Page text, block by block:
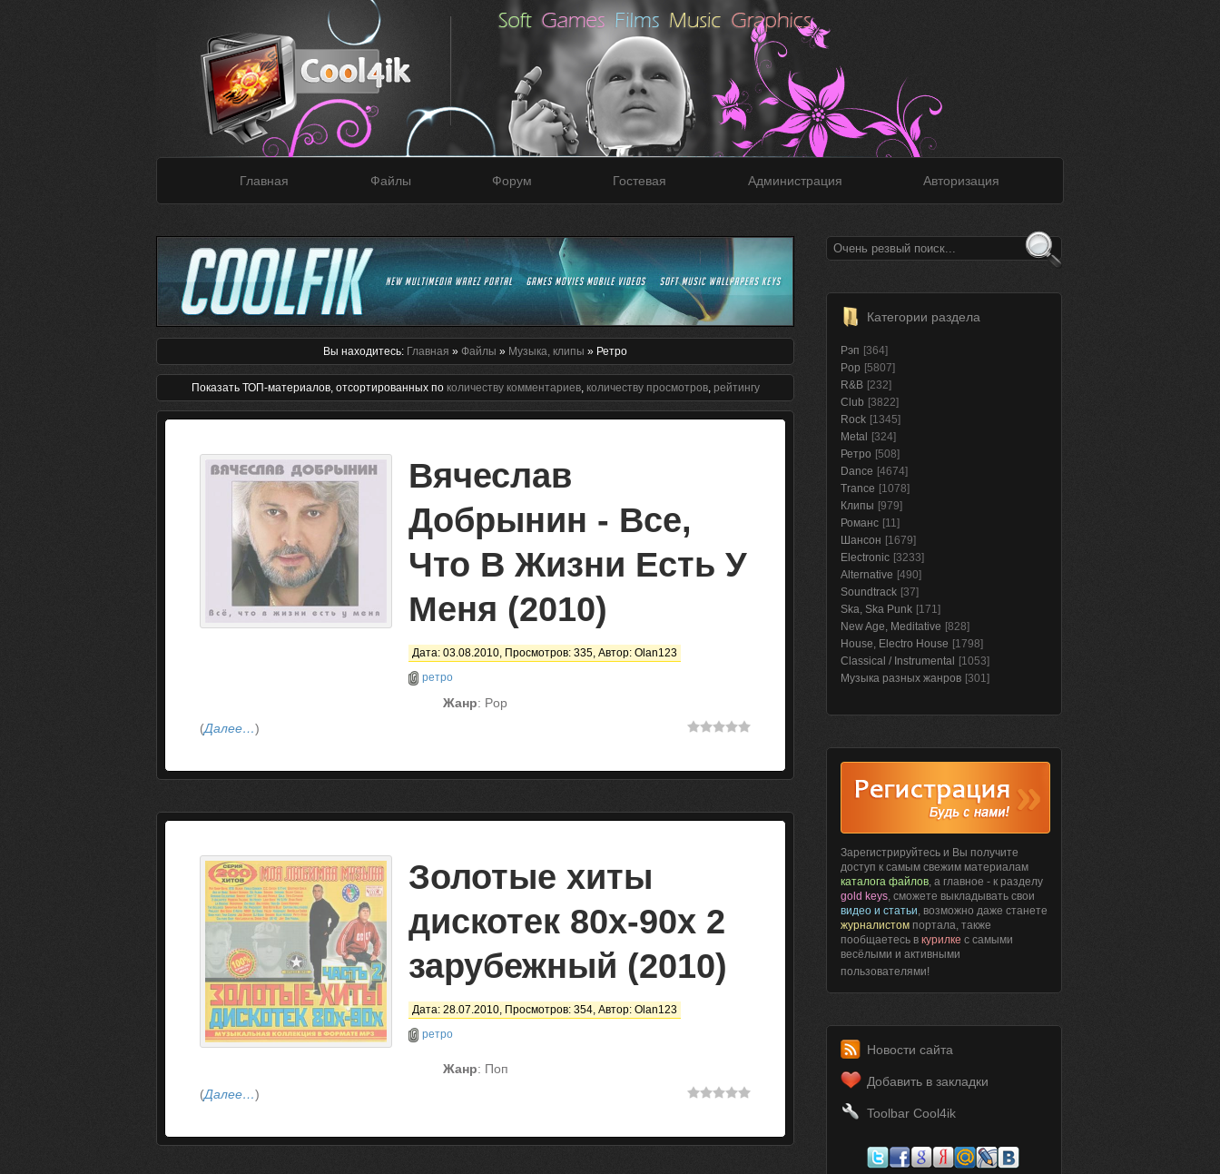
Главная Файлы Форум Гостевая Администрация Авторизация
Вы находитесь: Главная » Файлы » Музыка, клипы » Ретро
Показать ТОП-материалов, отсортированных по количеству комментариев, количеству просмотров, рейтингу
Вячеслав
Добрынин - Все,
Что В Жизни Есть У
Меня (2010)
Дата: 03.08.2010, Просмотров: 335, Автор: Olan123
ретро
Жанр: Pop
(Далее…)
Золотые хиты
дискотек 80x-90х 2
зарубежный (2010)
Дата: 28.07.2010, Просмотров: 354, Автор: Olan123
ретро
Жанр: Поп
(Далее…)
Категории раздела
Рэп [364]
Pop [5807]
R&B [232]
Club [3822]
Rock [1345]
Metal
[324]
Ретро [508]
Dance [4674]
Trance [1078]
Клипы [979]
Романс [11]
Шансон [1679]
Electronic [3233]
Alternative [490]
Soundtrack [37]
Ska, Ska Punk [171]
New Age, Meditative [828]
House, Electro House [1798]
Classical / Instrumental
[1053]
Музыка разных жанров [301]
Зарегистрируйтесь и Вы получите
доступ к самым свежим материалам
каталога файлов, а главное - к разделу
gold keys, сможете выкладывать свои
видео и статьи, возможно даже станете
журналистом портала, также
пообщаетесь в курилке с самыми
весёлыми и активными
пользователями!
Новости сайта
Добавить в закладки
Toolbar Cool4ik